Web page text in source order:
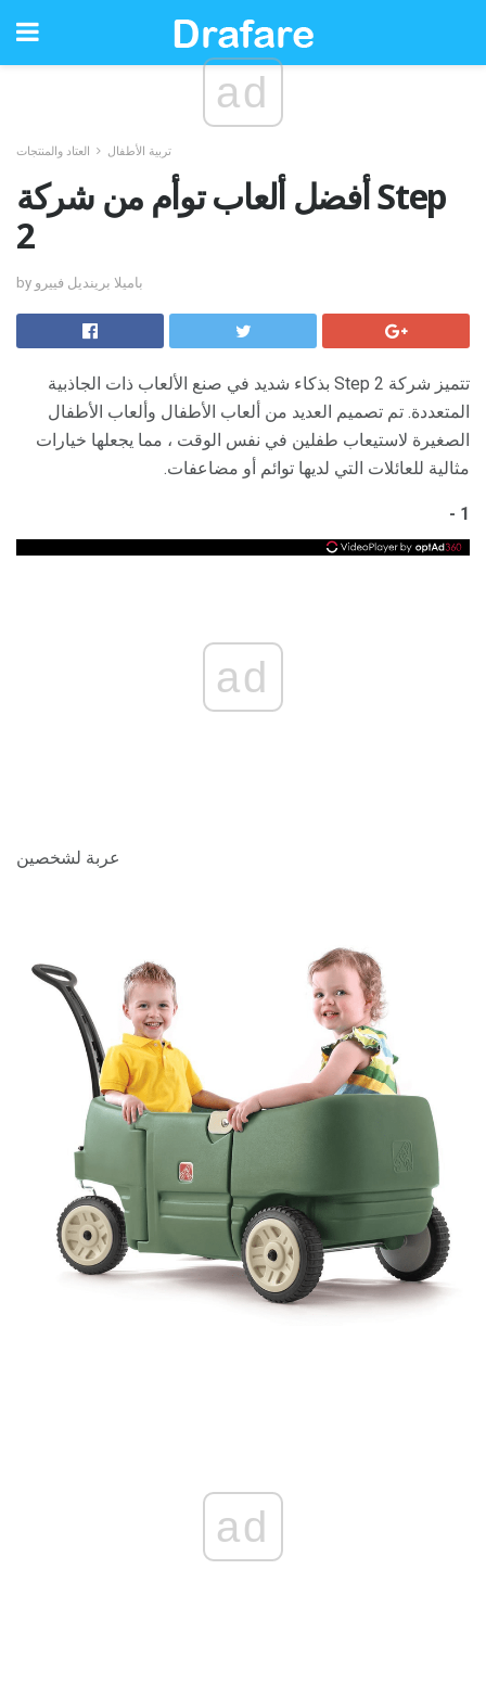
ad
تربية الأطفال العتاد والمنتجات
أفضل ألعاب توأم من شركة Step
2
by باميلا برينديل فييرو
تتميز شركة Step 2 بذكاء شديد في صنع الألعاب ذات الجاذبية
المتعددة. تم تصميم العديد من ألعاب الأطفال وألعاب الأطفال
الصغيرة لاستيعاب طفلين في نفس الوقت ، مما يجعلها خيارات
مثالية للعائلات التي لديها توائم أو مضاعفات.
1 -
ad
عربة لشخصين
ad